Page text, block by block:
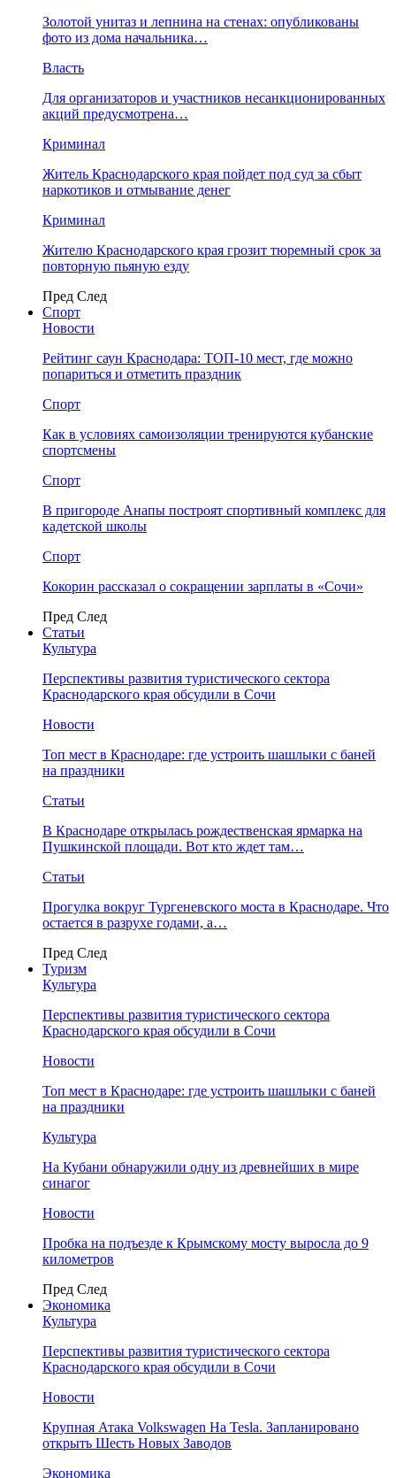
​Золотой унитаз и лепнина на стенах: опубликованы
фото из дома начальника…
Власть
Для организаторов и участников несанкционированных
акций предусмотрена…
Криминал
Житель Краснодарского края пойдет под суд за сбыт
наркотиков и отмывание денег
Криминал
Жителю Краснодарского края грозит тюремный срок за
повторную пьяную езду
Пред След
Спорт
Новости
Рейтинг саун Краснодара: ТОП-10 мест, где можно
попариться и отметить праздник
Спорт
Как в условиях самоизоляции тренируются кубанские
спортсмены
Спорт
В пригороде Анапы построят спортивный комплекс для
кадетской школы
Спорт
Кокорин рассказал о сокращении зарплаты в «Сочи»
Пред След
Статьи
Культура
Перспективы развития туристического сектора
Краснодарского края обсудили в Сочи
Новости
Топ мест в Краснодаре: где устроить шашлыки с баней
на праздники
Статьи
В Краснодаре открылась рождественская ярмарка на
Пушкинской площади. Вот кто ждет там…
Статьи
Прогулка вокруг Тургеневского моста в Краснодаре. Что
остается в разрухе годами, а…
Пред След
Туризм
Культура
Перспективы развития туристического сектора
Краснодарского края обсудили в Сочи
Новости
Топ мест в Краснодаре: где устроить шашлыки с баней
на праздники
Культура
На Кубани обнаружили одну из древнейших в мире
синагог
Новости
Пробка на подъезде к Крымскому мосту выросла до 9
километров
Пред След
Экономика
Культура
Перспективы развития туристического сектора
Краснодарского края обсудили в Сочи
Новости
Крупная Атака Volkswagen На Tesla. Запланировано
открыть Шесть Новых Заводов
Экономика